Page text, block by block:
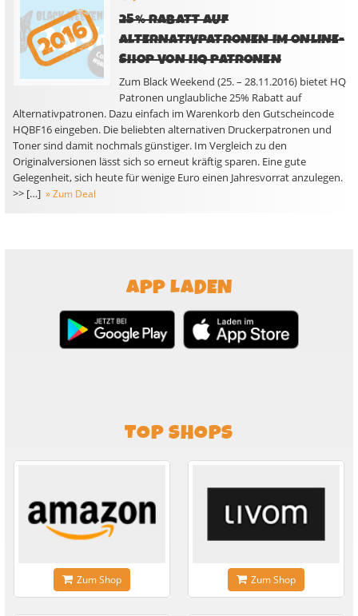
25% RABATT AUF
ALTERNATIVPATRONEN IM ONLINE-
SHOP VON HQ PATRONEN
Zum Black Weekend (25. – 28.11.2016) bietet HQ
Patronen unglaubliche 25% Rabatt auf
Alternativpatronen. Dazu einfach im Warenkorb den Gutscheincode
HQBF16 eingeben. Die beliebten alternativen Druckerpatronen und
Toner sind damit nochmals günstiger. Im Vergleich zu den
Originalversionen lässt sich so erneut kräftig sparen. Eine gute
Gelegenheit, sich heute für wenige Euro einen Jahresvorrat anzulegen.
>> […] » Zum Deal
APP LADEN
TOP SHOPS
Zum Shop Zum Shop